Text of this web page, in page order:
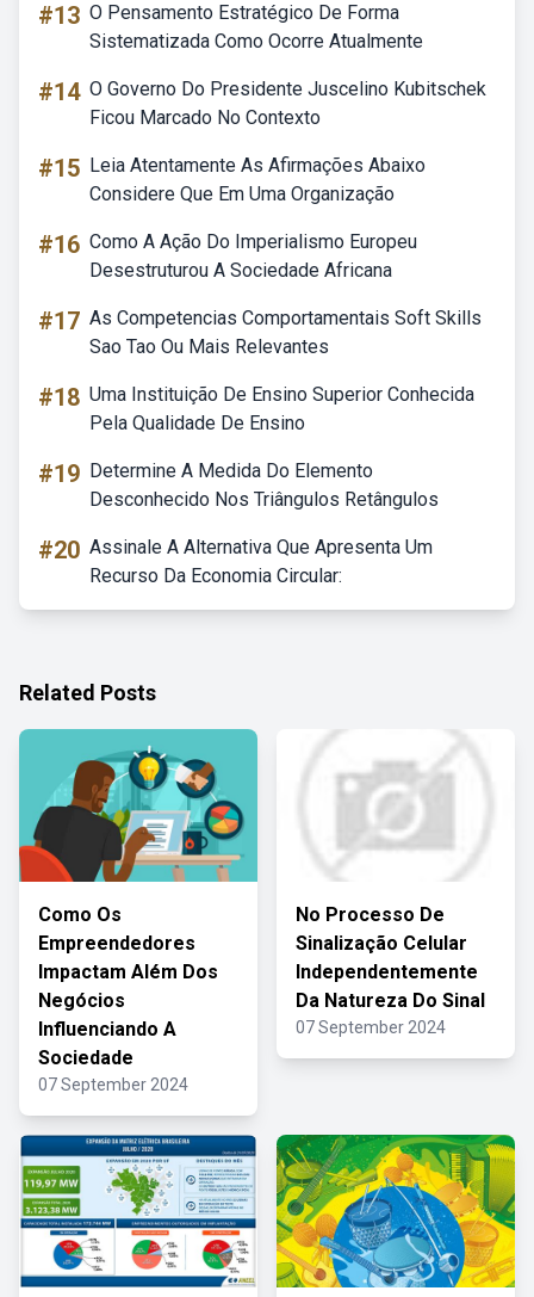
#13 O Pensamento Estratégico De Forma
Sistematizada Como Ocorre Atualmente
#14 O Governo Do Presidente Juscelino Kubitschek
Ficou Marcado No Contexto
#15 Leia Atentamente As Afirmações Abaixo
Considere Que Em Uma Organização
#16 Como A Ação Do Imperialismo Europeu
Desestruturou A Sociedade Africana
#17 As Competencias Comportamentais Soft Skills
Sao Tao Ou Mais Relevantes
#18 Uma Instituição De Ensino Superior Conhecida
Pela Qualidade De Ensino
#19 Determine A Medida Do Elemento
Desconhecido Nos Triângulos Retângulos
#20 Assinale A Alternativa Que Apresenta Um
Recurso Da Economia Circular:
Related Posts
Como Os
Empreendedores
Impactam Além Dos
Negócios
Influenciando A
Sociedade
07 September 2024
No Processo De
Sinalização Celular
Independentemente
Da Natureza Do Sinal
07 September 2024